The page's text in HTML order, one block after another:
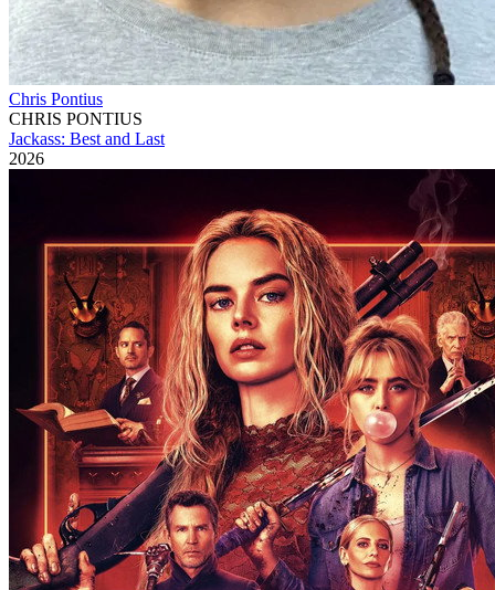
Chris Pontius
CHRIS PONTIUS
Jackass: Best and Last
2026